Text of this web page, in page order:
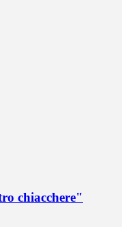
chiacchere"